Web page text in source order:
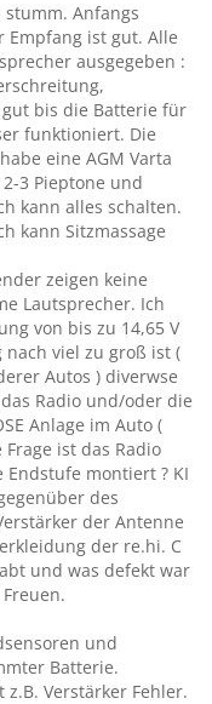
Anfangs
ist gut. Alle
ausgegeben :
gut bis die Batterie für
funktioniert. Die
eine AGM Varta
3 Pieptone und
kann alles schalten.
kann Sitzmassage
zeigen keine
Lautsprecher. Ich
von bis zu 14,65 V
viel zu groß ist (
Autos ) diverwse
Radio und/oder die
Anlage im Auto (
ist das Radio
montiert ? KI
des
der Antenne
der re.hi. C
und was defekt war
und
Batterie.
Verstärker Fehler.